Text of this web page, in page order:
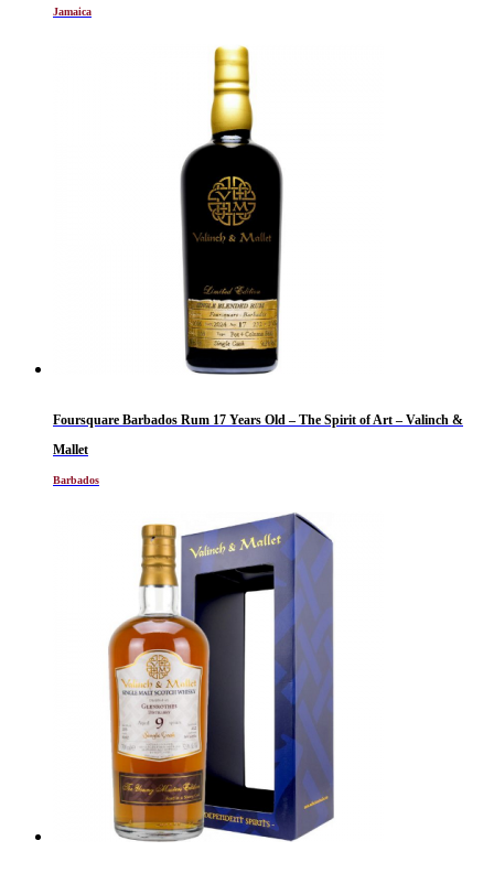
Jamaica
Foursquare Barbados Rum 17 Years Old – The Spirit of Art – Valinch &
Mallet
Barbados